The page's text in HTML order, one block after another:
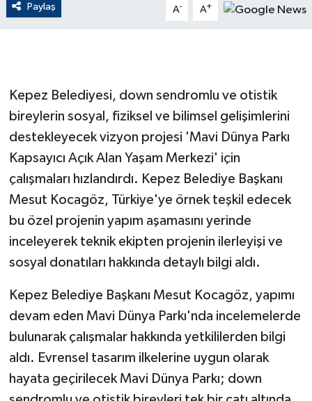
Paylaş A- A+
Kepez Belediyesi, down sendromlu ve otistik
bireylerin sosyal, fiziksel ve bilimsel gelişimlerini
destekleyecek vizyon projesi 'Mavi Dünya Parkı
Kapsayıcı Açık Alan Yaşam Merkezi' için
çalışmaları hızlandırdı. Kepez Belediye Başkanı
Mesut Kocagöz, Türkiye'ye örnek teşkil edecek
bu özel projenin yapım aşamasını yerinde
inceleyerek teknik ekipten projenin ilerleyişi ve
sosyal donatıları hakkında detaylı bilgi aldı.
Kepez Belediye Başkanı Mesut Kocagöz, yapımı
devam eden Mavi Dünya Parkı'nda incelemelerde
bulunarak çalışmalar hakkında yetkililerden bilgi
aldı. Evrensel tasarım ilkelerine uygun olarak
hayata geçirilecek Mavi Dünya Parkı; down
Gayrimenkul
Güvenlik
HABERDE İNSAN
İNSAN
İş Dünyası
Jandarma
Kadın
KÜLTÜR SANAT